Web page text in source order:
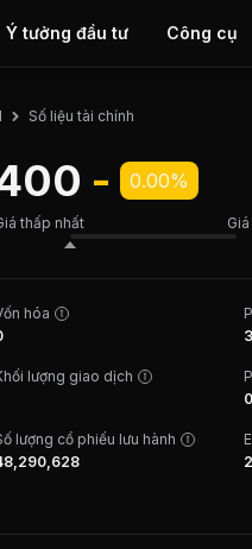
Ý tưởng đầu tư Công cụ
Số liệu tài chính
- 0.00%
thấp nhất
hóa
lượng giao dịch
lượng cổ phiếu lưu hành